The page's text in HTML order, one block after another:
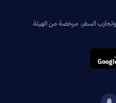
السفر. مرخصة من الهيئة